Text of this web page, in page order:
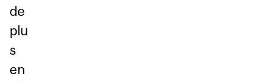
de
plu
s
en